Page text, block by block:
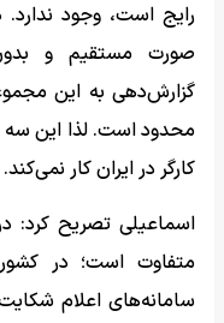
صورت مستقیم و
گزارش‌دهی به این
محدود است. لذا این سه
کارگر در ایران کار نمی‌کند.
اسماعیلی تصریح کرد:
متفاوت است؛ در
سامانه‌های اعلام